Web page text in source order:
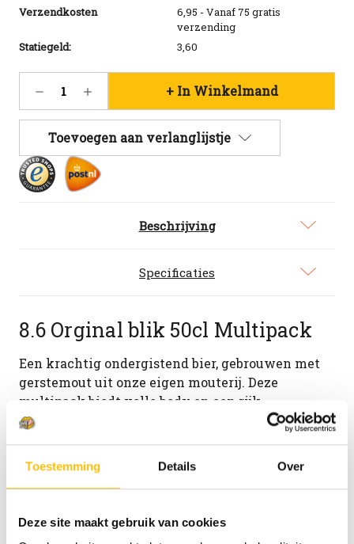
Toestemming Details Over
Deze site maakt gebruik van cookies
Verzendkosten
6,95 - Vanaf 75 gratis
verzending
Statiegeld:
3,60
voorraad:
29
Hoeveelheid
van
8.6
Original
blik
50cl
-
Hoeveelheid
van
8.6
Original
blik
50cl
-
Toevoegen aan verlanglijstje
Beschrijving
Specificaties
8.6 Orginal blik 50cl Multipack
Een krachtig ondergistend bier, gebrouwen met
gerstemout uit onze eigen mouterij. Deze
multipack biedt volle body en een rijk
smaakpalet, met fruitige tonen dankzij de
langer van te genieten.
Waanzinnig lekker bij: Stevige droge worst,
BBQ en blauwaderkaas